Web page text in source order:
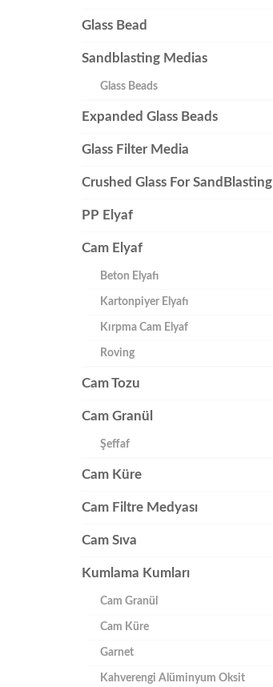
Glass Bead
Sandblasting Medias
Glass Beads
Expanded Glass Beads
Glass Filter Media
Crushed Glass For SandBlasting
PP Elyaf
Cam Elyaf
Beton Elyafı
Kartonpiyer Elyafı
Kırpma Cam Elyaf
Roving
Cam Tozu
Cam Granül
Şeffaf
Cam Küre
Cam Filtre Medyası
Cam Sıva
Kumlama Kumları
Cam Granül
Cam Küre
Garnet
Kahverengi Alüminyum Oksit